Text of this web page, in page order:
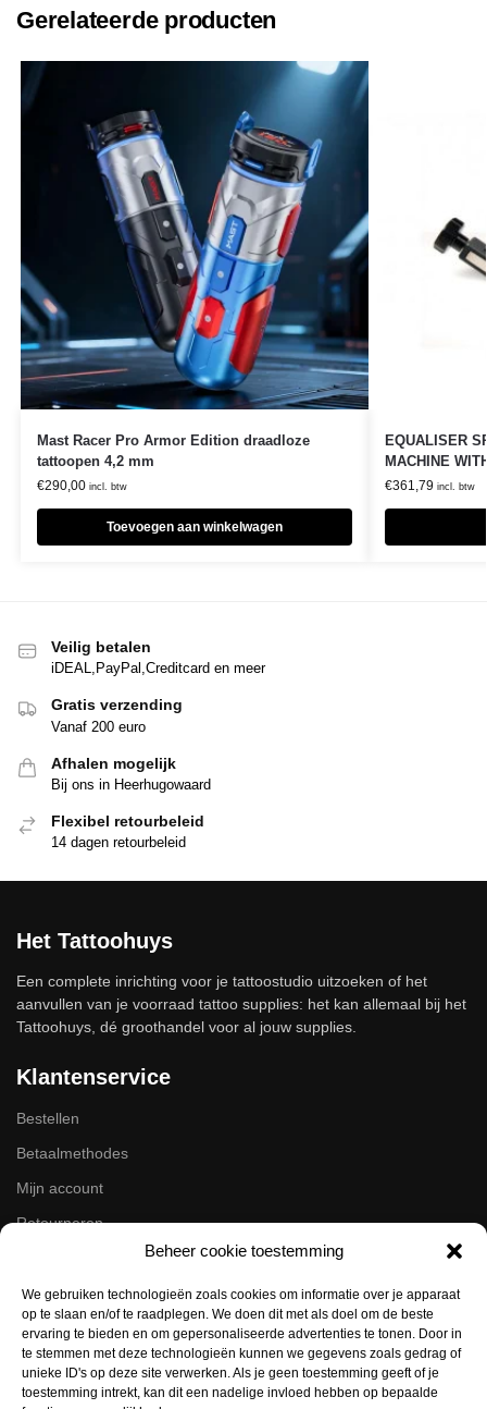
Beheer cookie toestemming
We gebruiken technologieën zoals cookies om informatie over je apparaat
op te slaan en/of te raadplegen. We doen dit met als doel om de beste
ervaring te bieden en om gepersonaliseerde advertenties te tonen. Door in
te stemmen met deze technologieën kunnen we gegevens zoals gedrag of
unieke ID's op deze site verwerken. Als je geen toestemming geeft of je
toestemming intrekt, kan dit een nadelige invloed hebben op bepaalde
Gerelateerde producten
Mast Racer Pro Armor Edition draadloze
tattoopen 4,2 mm
€290,00 incl. btw
Toevoegen aan winkelwagen
EQUALISER
MACHINE
€361,79 incl. btw
Veilig betalen
iDEAL,PayPal,Creditcard en meer
Gratis verzending
Vanaf 200 euro
Afhalen mogelijk
Bij ons in Heerhugowaard
Flexibel retourbeleid
14 dagen retourbeleid
Het Tattoohuys
Een complete inrichting voor je tattoostudio uitzoeken of het
aanvullen van je voorraad tattoo supplies: het kan allemaal bij het
Tattoohuys, dé groothandel voor al jouw supplies.
Klantenservice
Bestellen
Betaalmethodes
Mijn account
Retourneren
Volg ons op de socials
Instagram
Facebook